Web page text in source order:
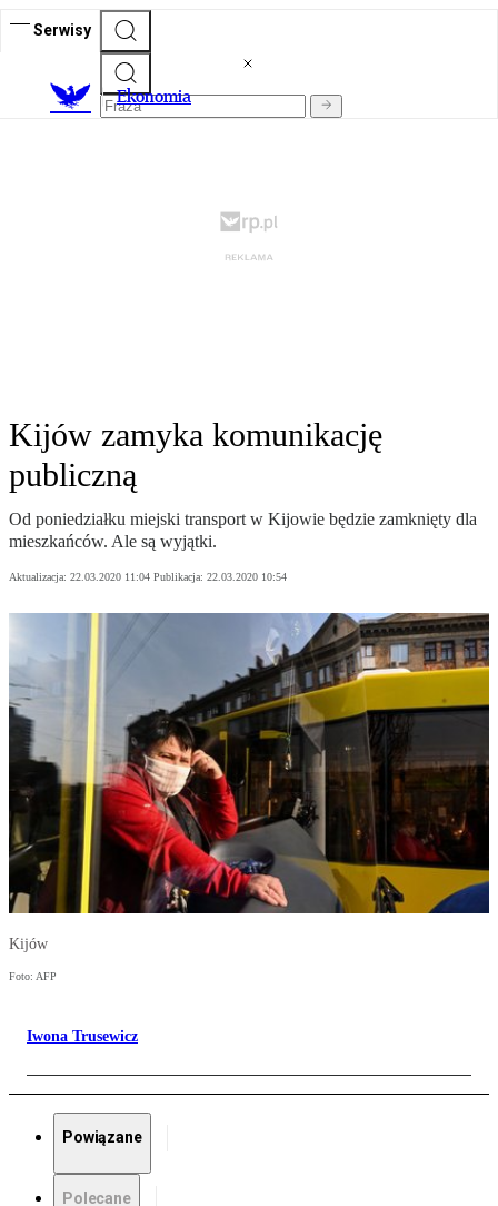
Serwisy
Ekonomia
Kijów zamyka komunikację
publiczną
Od poniedziałku miejski transport w Kijowie będzie zamknięty dla
mieszkańców. Ale są wyjątki.
Aktualizacja: 22.03.2020 11:04 Publikacja: 22.03.2020 10:54
Kijów
Foto: AFP
Iwona Trusewicz
Powiązane
Polecane